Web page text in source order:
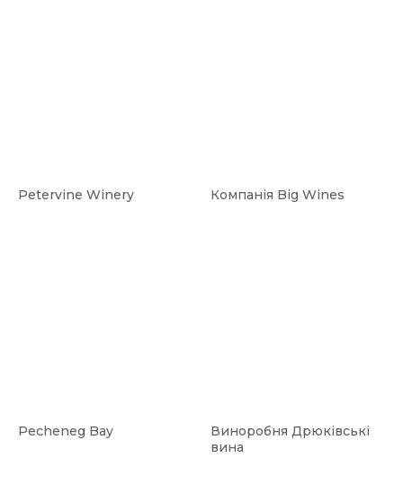
Petervine Winery Компанія Big Wines
Pecheneg Bay
Виноробня Дрюківські
вина